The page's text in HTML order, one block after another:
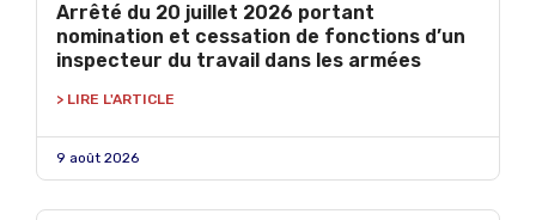
Arrêté du 20 juillet 2026 portant
nomination et cessation de fonctions d’un
inspecteur du travail dans les armées
> LIRE L'ARTICLE
9 août 2026